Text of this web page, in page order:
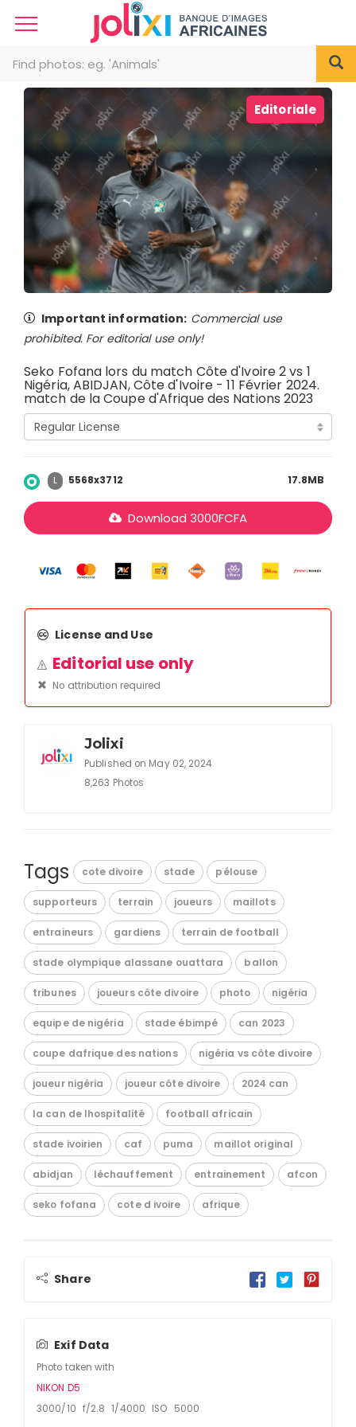
Editoriale
Important information: Commercial use
prohibited. For editorial use only!
Seko Fofana lors du match Côte d'Ivoire 2 vs 1
Nigéria, ABIDJAN, Côte d'Ivoire - 11 Février 2024.
match de la Coupe d'Afrique des Nations 2023
L 5568x3712 17.8MB
Download 3000FCFA
License and Use
Editorial use only
No attribution required
Jolixi
Published on May 02, 2024
8,263 Photos
Tags cote divoire stade pélouse
supporteurs terrain joueurs maillots
entraineurs gardiens terrain de football
stade olympique alassane ouattara ballon
tribunes joueurs côte divoire photo nigéria
equipe de nigéria stade ébimpé can 2023
coupe dafrique des nations nigéria vs côte divoire
joueur nigéria joueur côte divoire 2024 can
la can de lhospitalité football africain
stade ivoirien caf puma maillot original
abidjan léchauffement entrainement afcon
seko fofana cote d ivoire afrique
Share
Exif Data
Photo taken with
NIKON D5
3000/10 f/2.8 1/4000 ISO 5000